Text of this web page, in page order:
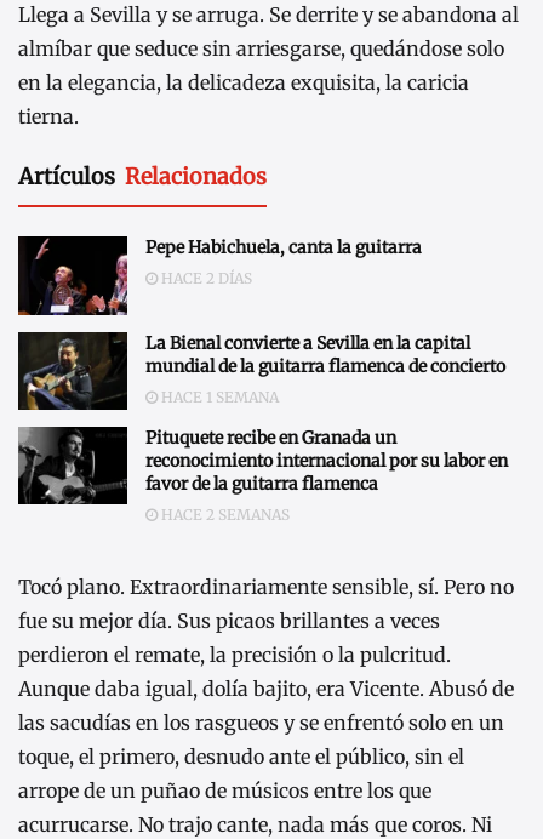
Llega a Sevilla y se arruga. Se derrite y se abandona al
almíbar que seduce sin arriesgarse, quedándose solo
en la elegancia, la delicadeza exquisita, la caricia
tierna.
Artículos Relacionados
Pepe Habichuela, canta la guitarra
HACE 2 DÍAS
La Bienal convierte a Sevilla en la capital
mundial de la guitarra flamenca de concierto
HACE 1 SEMANA
Pituquete recibe en Granada un
reconocimiento internacional por su labor en
favor de la guitarra flamenca
HACE 2 SEMANAS
Tocó plano. Extraordinariamente sensible, sí. Pero no
fue su mejor día. Sus picaos brillantes a veces
perdieron el remate, la precisión o la pulcritud.
Aunque daba igual, dolía bajito, era Vicente. Abusó de
las sacudías en los rasgueos y se enfrentó solo en un
toque, el primero, desnudo ante el público, sin el
arrope de un puñao de músicos entre los que
acurrucarse. No trajo cante, nada más que coros. Ni